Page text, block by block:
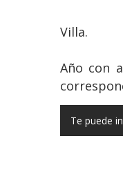
Villa.
Año con
Te puede